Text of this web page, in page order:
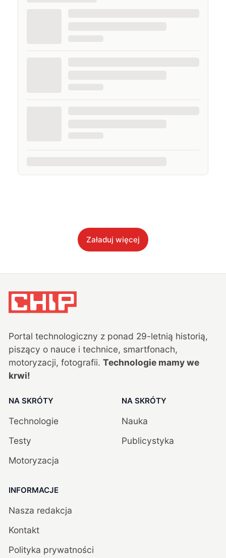
Załaduj więcej
Portal technologiczny z ponad 29-letnią historią,
piszący o nauce i technice, smartfonach,
motoryzacji, fotografii. Technologie mamy we
krwi!
NA SKRÓTY
Technologie
Testy
Motoryzacja
NA SKRÓTY
Nauka
Publicystyka
INFORMACJE
Nasza redakcja
Kontakt
Polityka prywatności